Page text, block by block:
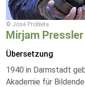
© José Problete
Mirjam Pressler
Übersetzung
1940 in Darmstadt
Akademie für